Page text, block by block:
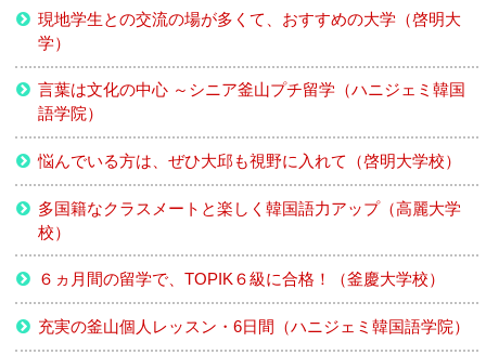
現地学生との交流の場が多くて、おすすめの大学（啓明大
学）
言葉は文化の中心 ～シニア釜山プチ留学（ハニジェミ韓国
語学院）
悩んでいる方は、ぜひ大邱も視野に入れて（啓明大学校）
多国籍なクラスメートと楽しく韓国語力アップ（高麗大学
校）
６ヵ月間の留学で、TOPIK６級に合格！（釜慶大学校）
充実の釜山個人レッスン・6日間（ハニジェミ韓国語学院）